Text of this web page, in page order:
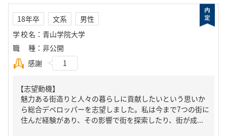
18年卒 文系
男性
学校名 ： 青山学院大学
職種 ： 非公開
感謝
1
【志望動機】
魅力ある街造りと人々の暮らしに貢献したいという思いか
ら総合デベロッパーを志望しました。私は今まで7つの街に
住んだ経験があり、その影響で街を探索したり、街が成...